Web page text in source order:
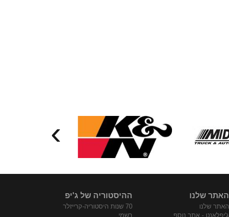
›
האתר שלנו
האתר שלנו
ג'יפלאנט - אתר נוסף
ההיסטוריה של ג'יפ
70 שנות היסטוריה-קרייזלר
רשמי